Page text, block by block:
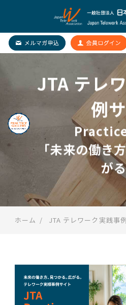
JTA テレ
例
「未来の働き
が
ホーム JTA テレワーク実践事